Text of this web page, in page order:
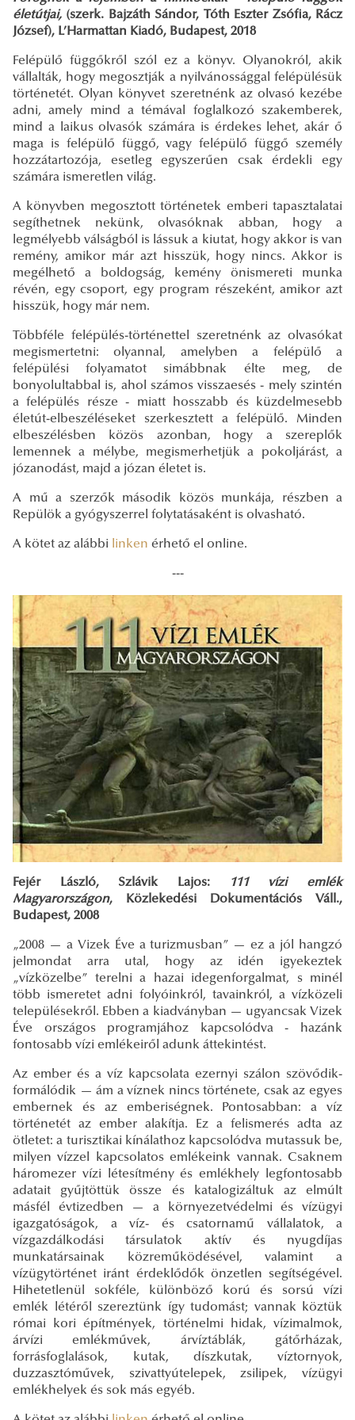
életútjai, (szerk. Bajzáth Sándor, Tóth Eszter Zsófia, Rácz
József), L’Harmattan Kiadó, Budapest, 2018
Felépülő függőkről szól ez a könyv. Olyanokról, akik
vállalták, hogy megosztják a nyilvánossággal felépülésük
történetét. Olyan könyvet szeretnénk az olvasó kezébe
adni, amely mind a témával foglalkozó szakemberek,
mind a laikus olvasók számára is érdekes lehet, akár ő
maga is felépülő függő, vagy felépülő függő személy
hozzátartozója, esetleg egyszerűen csak érdekli egy
számára ismeretlen világ.
A könyvben megosztott történetek emberi tapasztalatai
segíthetnek nekünk, olvasóknak abban, hogy a
legmélyebb válságból is lássuk a kiutat, hogy akkor is van
remény, amikor már azt hisszük, hogy nincs. Akkor is
megélhető a boldogság, kemény önismereti munka
révén, egy csoport, egy program részeként, amikor azt
hisszük, hogy már nem.
Többféle felépülés-történettel szeretnénk az olvasókat
megismertetni: olyannal, amelyben a felépülő a
felépülési folyamatot simábbnak élte meg, de
bonyolultabbal is, ahol számos visszaesés - mely szintén
a felépülés része - miatt hosszabb és küzdelmesebb
életút-elbeszéléseket szerkesztett a felépülő. Minden
elbeszélésben közös azonban, hogy a szereplők
lemennek a mélybe, megismerhetjük a pokoljárást, a
józanodást, majd a józan életet is.
A mű a szerzők második közös munkája, részben a
Repülök a gyógyszerrel folytatásaként is olvasható.
A kötet az alábbi linken érhető el online.
---
Fejér László, Szlávik Lajos:
111 vízi emlék
Magyarországon, Közlekedési Dokumentációs Váll.,
Budapest, 2008
„2008 — a Vizek Éve a turizmusban” — ez a jól hangzó
jelmondat arra utal, hogy az idén igyekeztek
„vízközelbe” terelni a hazai idegenforgalmat, s minél
több ismeretet adni folyóinkról, tavainkról, a vízközeli
településekről. Ebben a kiadványban — ugyancsak Vizek
Éve országos programjához kapcsolódva - hazánk
fontosabb vízi emlékeiről adunk áttekintést.
Az ember és a víz kapcsolata ezernyi szálon szövődik-
formálódik — ám a víznek nincs története, csak az egyes
embernek és az emberiségnek. Pontosabban: a víz
történetét az ember alakítja. Ez a felismerés adta az
ötletet: a turisztikai kínálathoz kapcsolódva mutassuk be,
milyen vízzel kapcsolatos emlékeink vannak. Csaknem
háromezer vízi létesítmény és emlékhely legfontosabb
adatait gyűjtöttük össze és katalogizáltuk az elmúlt
másfél évtizedben — a környezetvédelmi és vízügyi
igazgatóságok, a víz- és csatornamű vállalatok, a
vízgazdálkodási társulatok aktív és nyugdíjas
munkatársainak közreműködésével, valamint a
vízügytörténet iránt érdeklődők önzetlen segítségével.
Hihetetlenül sokféle, különböző korú és sorsú vízi
emlék létéről szereztünk így tudomást; vannak köztük
római kori építmények, történelmi hidak, vízimalmok,
árvízi emlékművek, árvíztáblák, gátőrházak,
forrásfoglalások, kutak, díszkutak, víztornyok,
duzzasztóművek, szivattyútelepek, zsilipek, vízügyi
emlékhelyek és sok más egyéb.